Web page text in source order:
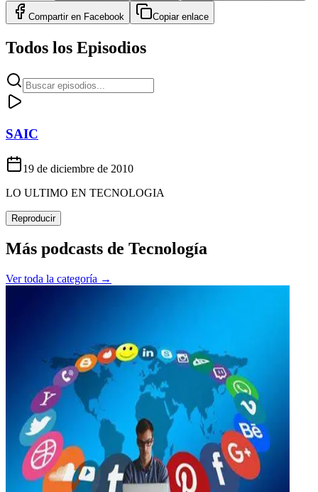
Compartir en Facebook Copiar enlace
Todos los Episodios
SAIC
19 de diciembre de 2010
LO ULTIMO EN TECNOLOGIA
Reproducir
Más podcasts de Tecnología
Ver toda la categoría →